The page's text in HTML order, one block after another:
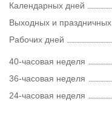
Календарных дней
Выходных и праздничных
Рабочих дней
40-часовая неделя
36-часовая неделя
24-часовая неделя